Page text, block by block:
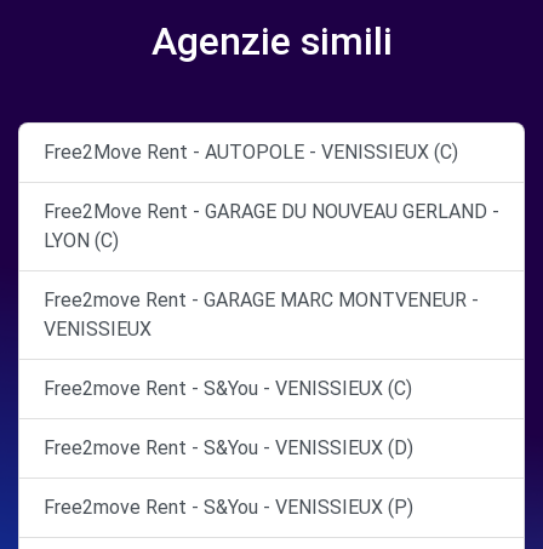
Agenzie simili
Free2Move Rent - AUTOPOLE - VENISSIEUX (C)
Free2Move Rent - GARAGE DU NOUVEAU GERLAND -
LYON (C)
Free2move Rent - GARAGE MARC MONTVENEUR -
VENISSIEUX
Free2move Rent - S&You - VENISSIEUX (C)
Free2move Rent - S&You - VENISSIEUX (D)
Free2move Rent - S&You - VENISSIEUX (P)